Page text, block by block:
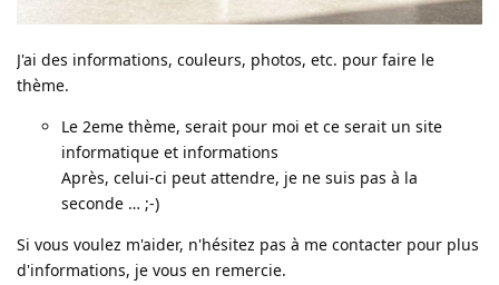
J'ai des informations, couleurs, photos, etc. pour faire le
thème.
Le 2eme thème, serait pour moi et ce serait un site
informatique et informations
Après, celui-ci peut attendre, je ne suis pas à la
seconde … ;-)
Si vous voulez m'aider, n'hésitez pas à me contacter pour plus
d'informations, je vous en remercie.